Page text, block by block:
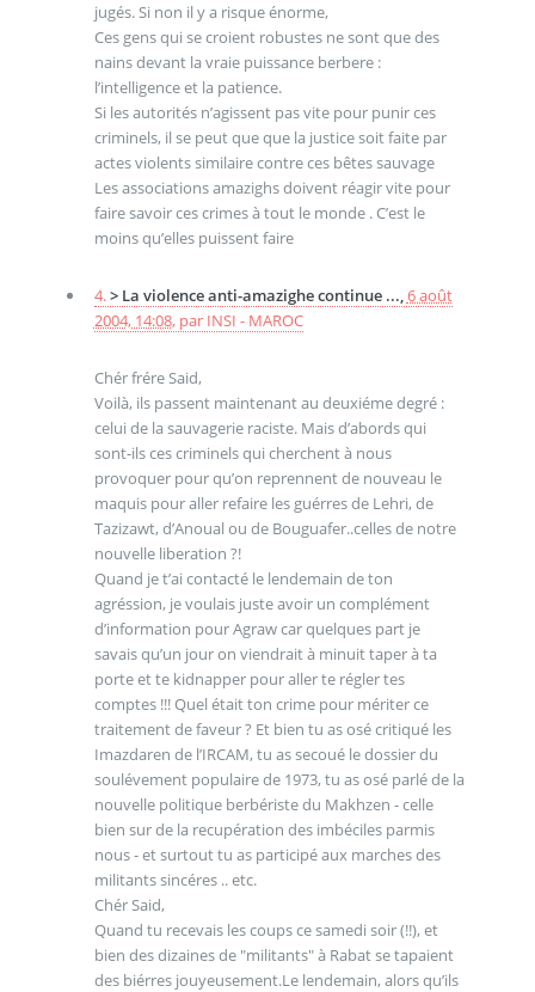
jugés. Si non il y a risque énorme,
Ces gens qui se croient robustes ne sont que des
nains devant la vraie puissance berbere :
l’intelligence et la patience.
Si les autorités n’agissent pas vite pour punir ces
criminels, il se peut que que la justice soit faite par
actes violents similaire contre ces bêtes sauvage
Les associations amazighs doivent réagir vite pour
faire savoir ces crimes à tout le monde . C’est le
moins qu’elles puissent faire
4.> La violence anti-amazighe continue ...,6 août
2004, 14:08, par INSI - MAROC
Chér frére Said,
Voilà, ils passent maintenant au deuxiéme degré :
celui de la sauvagerie raciste. Mais d’abords qui
sont-ils ces criminels qui cherchent à nous
provoquer pour qu’on reprennent de nouveau le
maquis pour aller refaire les guérres de Lehri, de
Tazizawt, d’Anoual ou de Bouguafer..celles de notre
nouvelle liberation ?!
Quand je t’ai contacté le lendemain de ton
agréssion, je voulais juste avoir un complément
d’information pour Agraw car quelques part je
savais qu’un jour on viendrait à minuit taper à ta
porte et te kidnapper pour aller te régler tes
comptes !!! Quel était ton crime pour mériter ce
traitement de faveur ? Et bien tu as osé critiqué les
Imazdaren de l’IRCAM, tu as secoué le dossier du
soulévement populaire de 1973, tu as osé parlé de la
nouvelle politique berbériste du Makhzen - celle
bien sur de la recupération des imbéciles parmis
nous - et surtout tu as participé aux marches des
militants sincéres .. etc.
Chér Said,
Quand tu recevais les coups ce samedi soir (!!), et
bien des dizaines de "militants" à Rabat se tapaient
des biérres jouyeusement.Le lendemain, alors qu’ils